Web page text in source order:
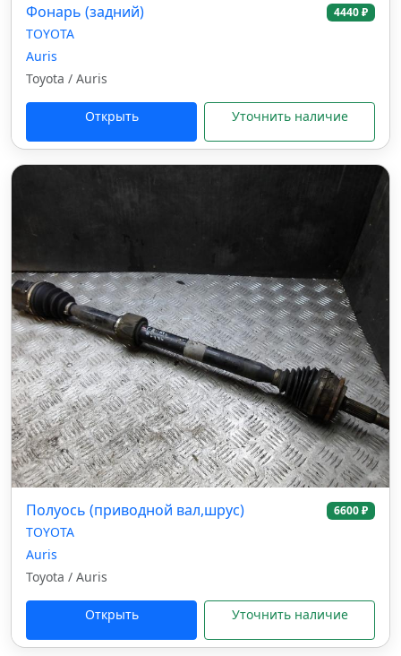
Фонарь (задний) 4440 ₽
TOYOTA
Auris
Toyota / Auris
Открыть Уточнить наличие
Полуось (приводной вал,шрус) 6600 ₽
TOYOTA
Auris
Toyota / Auris
Открыть Уточнить наличие